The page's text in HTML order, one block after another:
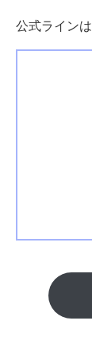
公式ラインは